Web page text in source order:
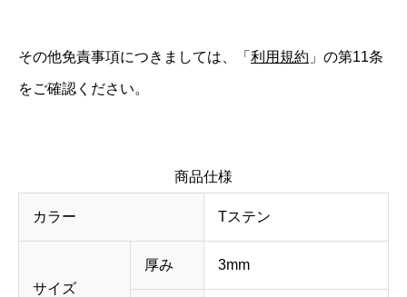
その他免責事項につきましては、「 利用規約 」の第11条
をご確認ください。
商品仕様
カラー Tステン
サイズ
厚み 3mm